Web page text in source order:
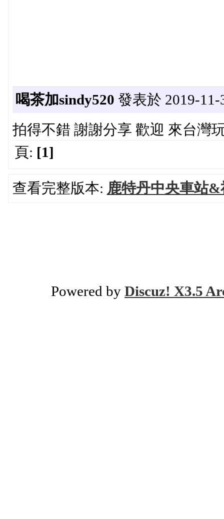
喝茶加sindy520 發表於 2019-11-
拍得不錯 謝謝分享 歡迎 來台灣
頁: [1]
查看完整版本: 鹿特丹中央車站
Powered by Discuz! X3.5